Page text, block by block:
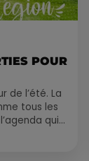
POUR
de l’été. La
tous les
qui